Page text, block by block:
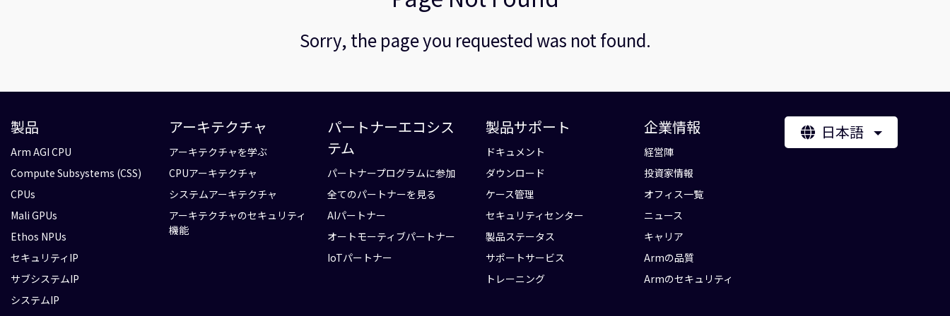
Sorry, the page you requested was not found.
製品
Arm AGI CPU
Compute Subsystems (CSS)
CPUs
Mali GPUs
Ethos NPUs
セキュリティIP
サブシステムIP
システムIP
アーキテクチャ
アーキテクチャを学ぶ
CPUアーキテクチャ
システムアーキテクチャ
アーキテクチャのセキュリティ
機能
パートナーエコシス
テム
パートナープログラムに参加
全てのパートナーを見る
AIパートナー
オートモーティブパートナー
IoTパートナー
製品サポート
ドキュメント
ダウンロード
ケース管理
セキュリティセンター
製品ステータス
サポートサービス
トレーニング
企業情報
経営陣
投資家情報
オフィス一覧
ニュース
キャリア
Armの品質
Armのセキュリティ
日本語